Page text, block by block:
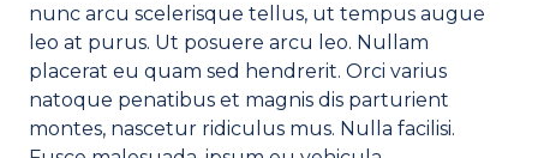
nunc arcu scelerisque tellus, ut tempus augue
leo at purus. Ut posuere arcu leo. Nullam
placerat eu quam sed hendrerit. Orci varius
natoque penatibus et magnis dis parturient
montes, nascetur ridiculus mus. Nulla facilisi.